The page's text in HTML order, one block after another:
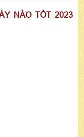
NÀO TỐT 2023